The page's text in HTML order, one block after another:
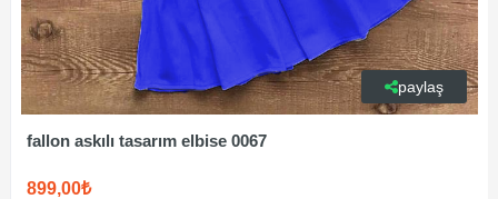
paylaş
fallon askılı tasarım elbise 0067
899,00₺